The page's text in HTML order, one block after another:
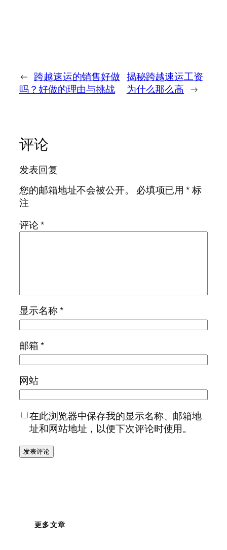
← 跨越速运的销售好做
吗？好做的理由与挑战
揭秘跨越速运工资
为什么那么高 →
评论
发表回复
您的邮箱地址不会被公开。
必填项已用*标
注
评论*
显示名称*
邮箱*
网站
在此浏览器中保存我的显示名称、邮箱地
址和网站地址，以便下次评论时使用。
更多文章